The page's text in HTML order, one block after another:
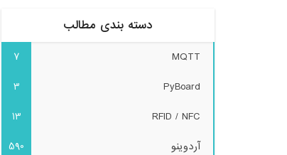
دسته بندی مطالب
MQTT
7
PyBoard
3
RFID / NFC
13
آردوینو
590